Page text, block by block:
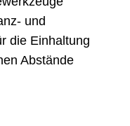
und
die Einhaltung
Abstände